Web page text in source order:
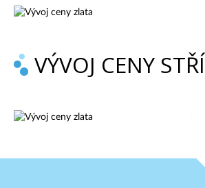
VÝVOJ CENY